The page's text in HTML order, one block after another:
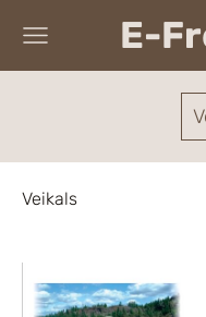
E-
Veikals